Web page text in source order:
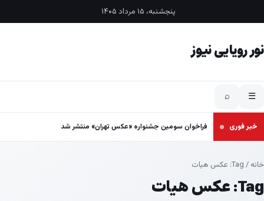
پنجشنبه، ۱۵ مرداد ۱۴۰۵
نور رویایی نیوز
☰
⌕
خبر فوری فراخوان سومین جشنواره «عکس تهران» منتشر شد
خانه / Tag: عکس هیات
Tag: عکس هیات